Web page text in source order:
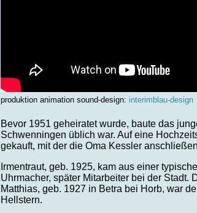
produktion animation sound-design: interimblau-design
Bevor 1951 geheiratet wurde, baute das
Schwenningen üblich war. Auf eine
gekauft, mit der die Oma Kessler
Irmentraut, geb. 1925, kam aus einer
Uhrmacher, später Mitarbeiter bei der
Matthias, geb. 1927 in Betra bei Horb, war
Hellstern.